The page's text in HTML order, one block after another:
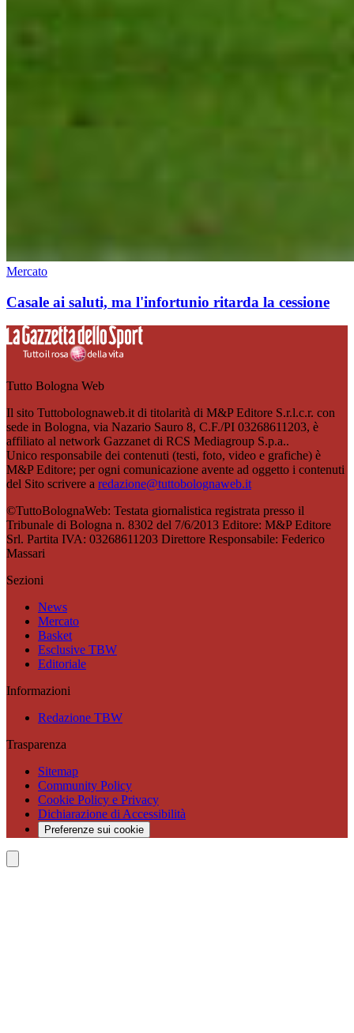
Mercato
Casale ai saluti, ma l'infortunio ritarda la cessione
Tutto Bologna Web
Il sito Tuttobolognaweb.it di titolarità di M&P Editore S.r.l.c.r. con
sede in Bologna, via Nazario Sauro 8, C.F./PI 03268611203, è
affiliato al network Gazzanet di RCS Mediagroup S.p.a..
Unico responsabile dei contenuti (testi, foto, video e grafiche) è
M&P Editore; per ogni comunicazione avente ad oggetto i contenuti
del Sito scrivere a redazione@tuttobolognaweb.it
©TuttoBolognaWeb: Testata giornalistica registrata presso il
Tribunale di Bologna n. 8302 del 7/6/2013 Editore: M&P Editore
Srl. Partita IVA: 03268611203 Direttore Responsabile: Federico
Massari
Sezioni
News
Mercato
Basket
Esclusive TBW
Editoriale
Informazioni
Redazione TBW
Trasparenza
Sitemap
Community Policy
Cookie Policy e Privacy
Dichiarazione di Accessibilità
Preferenze sui cookie